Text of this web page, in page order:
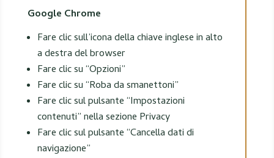
Google Chrome
Fare clic sull’icona della chiave inglese in alto
a destra del browser
Fare clic su “Opzioni”
Fare clic su “Roba da smanettoni”
Fare clic sul pulsante “Impostazioni
contenuti” nella sezione Privacy
Fare clic sul pulsante “Cancella dati di
navigazione”